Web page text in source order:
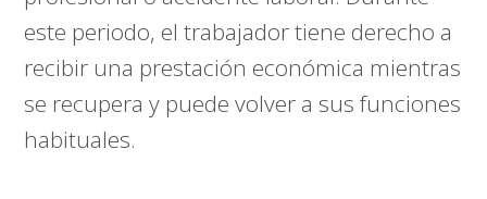
este periodo, el trabajador tiene derecho a
recibir una prestación económica mientras
se recupera y puede volver a sus funciones
habituales.